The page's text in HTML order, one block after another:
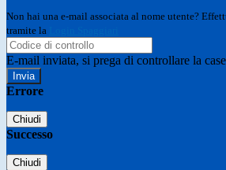
Non hai una e-mail associata al nome utente?
tramite la
E-mail inviata, si prega di controllare la
Errore
Chiudi
Successo
Chiudi